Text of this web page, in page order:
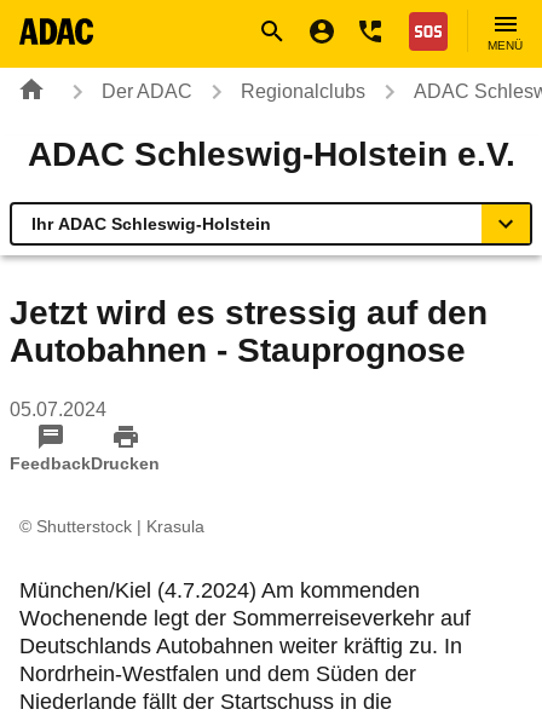
Nothilfe
MENÜ
Der ADAC Regionalclubs ADAC
ADAC Schleswig-Holstein e.V.
Ihr ADAC Schleswig-Holstein
Geschäftsstellen & Reisebüros
Touristik & Events
Fahrsicherheit
Ihr ADAC Schleswig-Holstein
Jetzt wird es stressig auf den
Autobahnen - Stauprognose
05.07.2024
FeedbackDrucken
© Shutterstock | Krasula
München/Kiel (4.7.2024) Am kommenden
Wochenende legt der Sommerreiseverkehr auf
Deutschlands Autobahnen weiter kräftig zu. In
Nordrhein-Westfalen und dem Süden der
Niederlande fällt der Startschuss in die